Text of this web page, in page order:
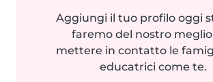
Aggiungi il tuo profilo oggi
faremo del nostro
mettere in contatto le
educatrici come te.